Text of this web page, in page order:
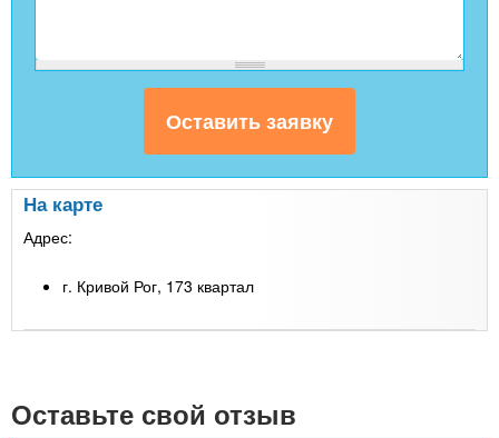
На карте
Адрес:
г. Кривой Рог, 173 квартал
Оставьте свой отзыв